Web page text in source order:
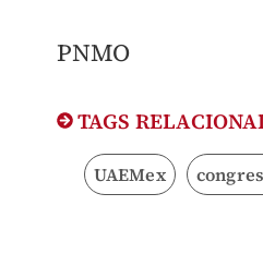
PNMO
TAGS
UAEMex